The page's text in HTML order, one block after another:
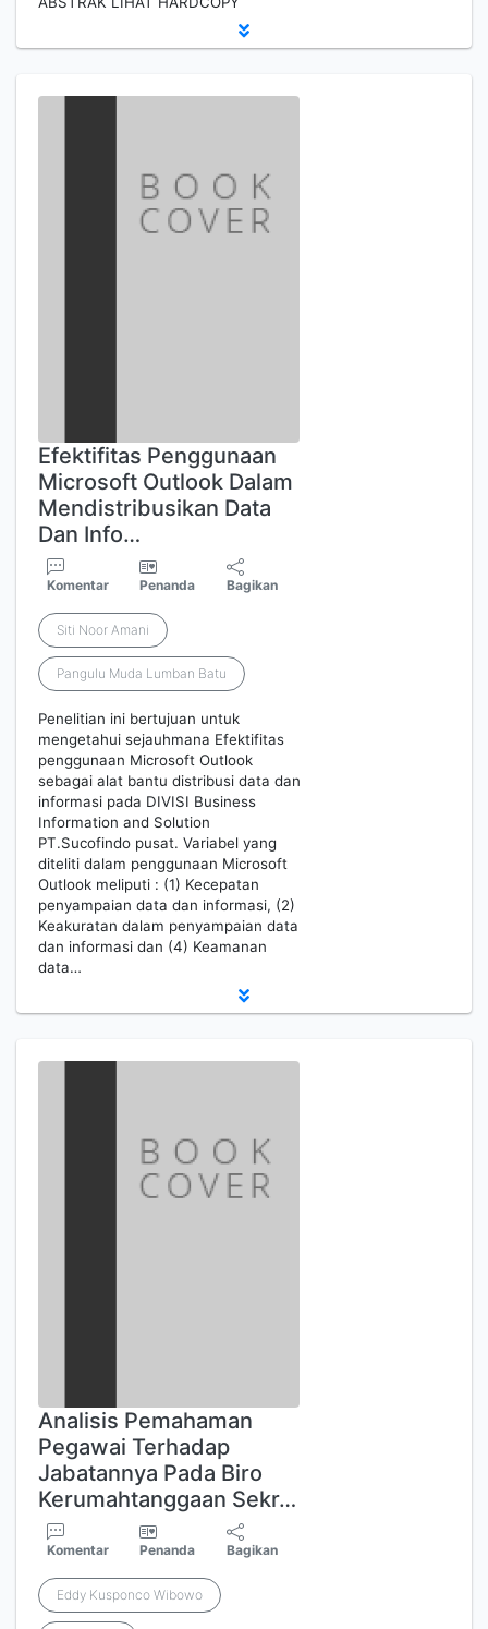
Efektifitas Penggunaan
Microsoft Outlook Dalam
Mendistribusikan Data
Dan Info…
Komentar Penanda Bagikan
Siti Noor Amani
Pangulu Muda Lumban Batu
Penelitian ini bertujuan untuk
mengetahui sejauhmana Efektifitas
penggunaan Microsoft Outlook
sebagai alat bantu distribusi data dan
informasi pada DIVISI Business
Information and Solution
PT.Sucofindo pusat. Variabel yang
diteliti dalam penggunaan Microsoft
Outlook meliputi : (1) Kecepatan
penyampaian data dan informasi, (2)
Keakuratan dalam penyampaian data
dan informasi dan (4) Keamanan
data…
Analisis Pemahaman
Pegawai Terhadap
Jabatannya Pada Biro
Kerumahtanggaan Sekr…
Komentar Penanda Bagikan
Eddy Kusponco Wibowo